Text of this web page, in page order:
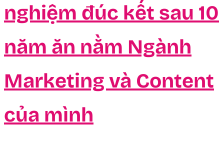
nghiệm đúc kết sau 10
năm ăn nằm Ngành
Marketing và Content
của mình